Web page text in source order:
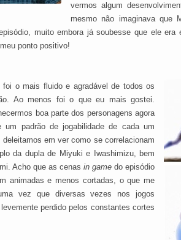
vermos algum
mesmo não imaginava que
muito embora já soubesse que ele
ponto positivo!
foi o mais fluido e agradável de todos os
Ao menos foi o que eu mais gostei.
boa parte dos personagens agora
um padrão de jogabilidade de cada um
em ver como se correlacionam
da dupla de Miyuki e Iwashimizu, bem
Acho que as cenas in game do episódio
animadas e menos cortadas, o que me
vez que diversas vezes nos jogos
perdido pelos constantes cortes